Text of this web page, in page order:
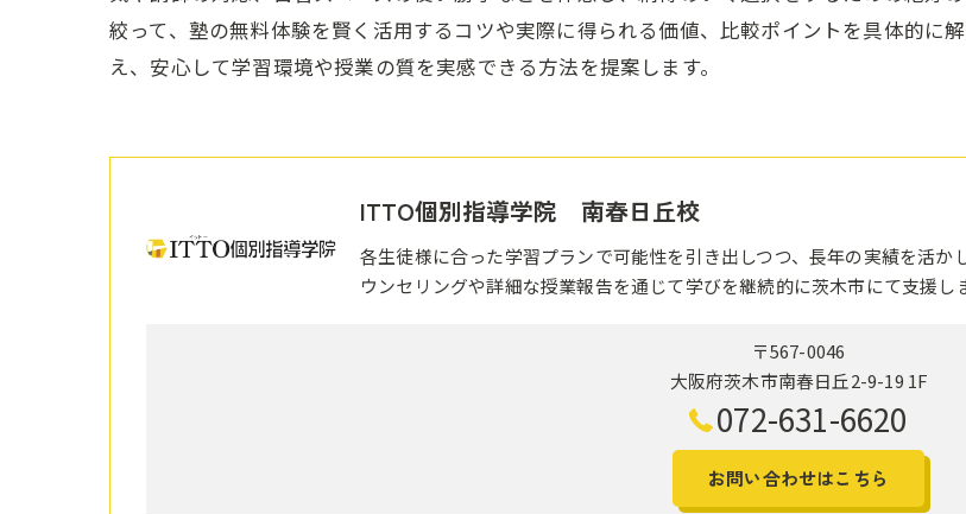
絞って、塾の無料体験を賢く活用するコツや実際に得られる価値、比較ポイントを具体的に
え、安心して学習環境や授業の質を実感できる方法を提案します。
ITTO個別指導学院 南春日丘校
各生徒様に合った学習プランで可能性を引き出しつつ、長年の実績を活
ウンセリングや詳細な授業報告を通じて学びを継続的に茨木市にて支援し
〒567-0046
大阪府茨木市南春日丘2-9-19 1F
072-631-6620
お問い合わせはこちら